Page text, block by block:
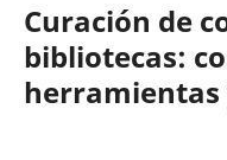
Curación de
bibliotecas:
herramientas